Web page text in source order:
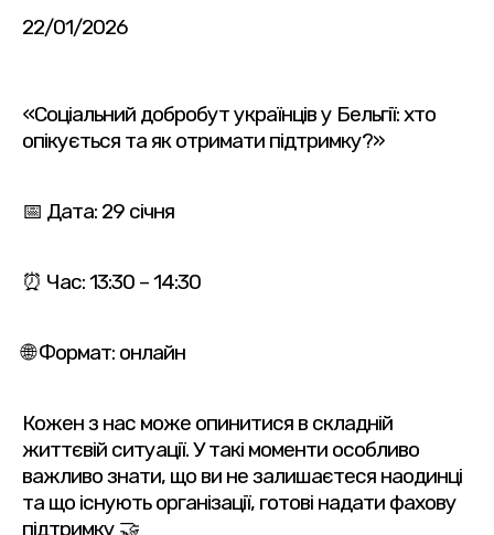
22/01/2026
«Соціальний добробут українців у Бельгії: хто
опікується та як отримати підтримку?»
📅 Дата: 29 січня
⏰ Час: 13:30 – 14:30
🌐 Формат: онлайн
Кожен з нас може опинитися в складній
життєвій ситуації. У такі моменти особливо
важливо знати, що ви не залишаєтеся наодинці
та що існують організації, готові надати фахову
підтримку 🤝